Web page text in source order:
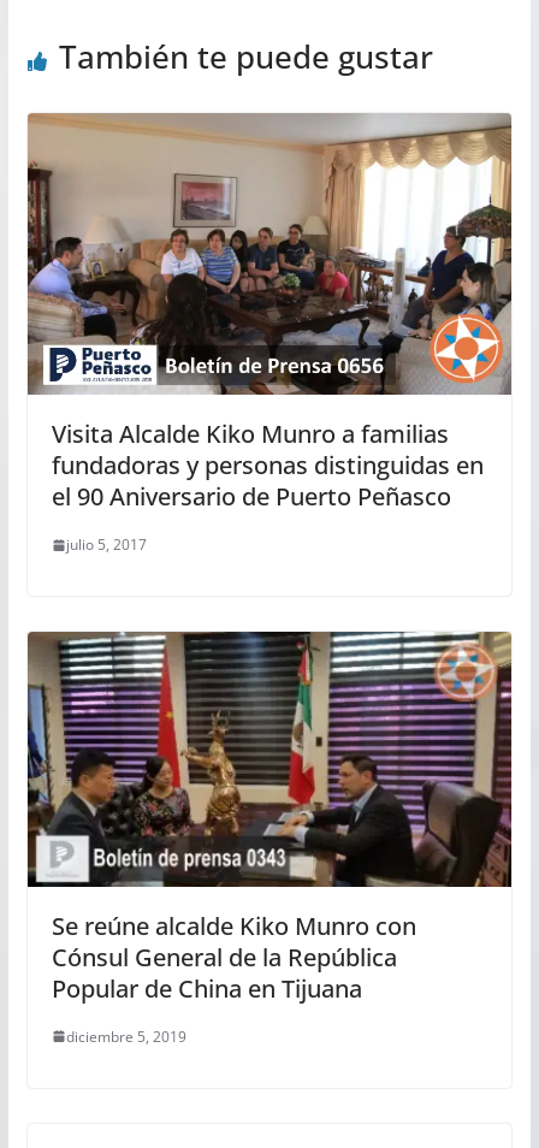
También te puede gustar
Visita Alcalde Kiko Munro a familias
fundadoras y personas distinguidas en
el 90 Aniversario de Puerto Peñasco
julio 5, 2017
Se reúne alcalde Kiko Munro con
Cónsul General de la República
Popular de China en Tijuana
diciembre 5, 2019